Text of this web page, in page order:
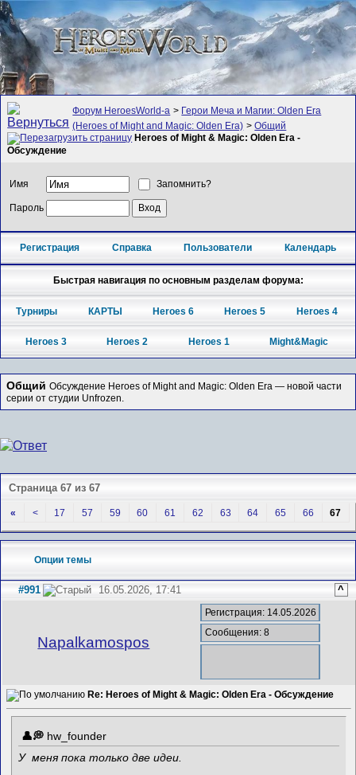
Форум HeroesWorld-а > Герои Меча и Магии: Olden Era
(Heroes of Might and Magic: Olden Era) >Общий
Heroes of Might & Magic: Olden Era -
Обсуждение
Имя Запомнить?
Пароль
Регистрация Справка Пользователи Календарь
Быстрая навигация по основным разделам форума:
Турниры КАРТЫ Heroes 6 Heroes 5 Heroes 4
Heroes 3 Heroes 2 Heroes 1 Might&Magic
Общий Обсуждение Heroes of Might and Magic: Olden Era — новой части
серии от студии Unfrozen.
Страница 67 из 67
« < 17 57 59 60 61 62 63 64 65 66 67
Опции темы
#991 16.05.2026, 17:41 ^
Napalkamospos
Регистрация: 14.05.2026
Сообщения: 8
Re: Heroes of Might & Magic: Olden Era - Обсуждение
hw_founder
У меня пока только две идеи.